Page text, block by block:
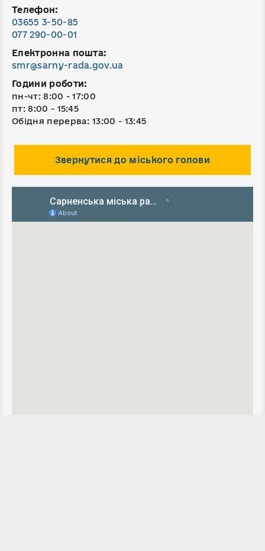
Телефон:
03655 3-50-85
077 290-00-01
Електронна пошта:
smr@sarny-rada.gov.ua
Години роботи:
пн-чт: 8:00 - 17:00
пт: 8:00 - 15:45
Обідня перерва: 13:00 - 13:45
Звернутися до міського голови